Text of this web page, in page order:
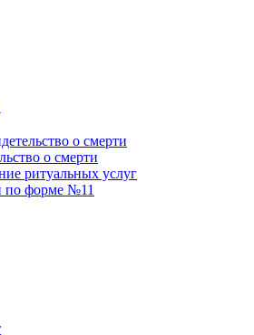
о смерти
о смерти
ритуальных услуг
по форме №11